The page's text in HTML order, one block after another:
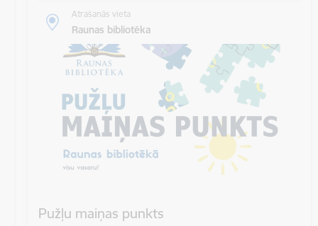
Atrašanās vieta
Raunas bibliotēka
Pužļu maiņas punkts